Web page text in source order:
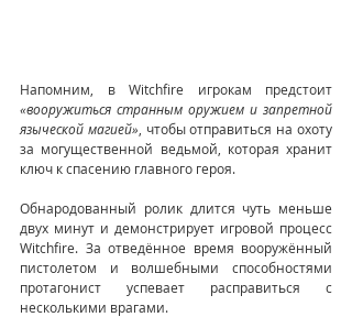
Напомним, в Witchfire игрокам предстоит
«вооружиться странным оружием и запретной
языческой магией» , чтобы отправиться на охоту
за могущественной ведьмой, которая хранит
ключ к спасению главного героя.
Обнародованный ролик длится чуть меньше
двух минут и демонстрирует игровой процесс
Witchfire. За отведённое время вооружённый
пистолетом и волшебными способностями
протагонист успевает расправиться с
несколькими врагами.